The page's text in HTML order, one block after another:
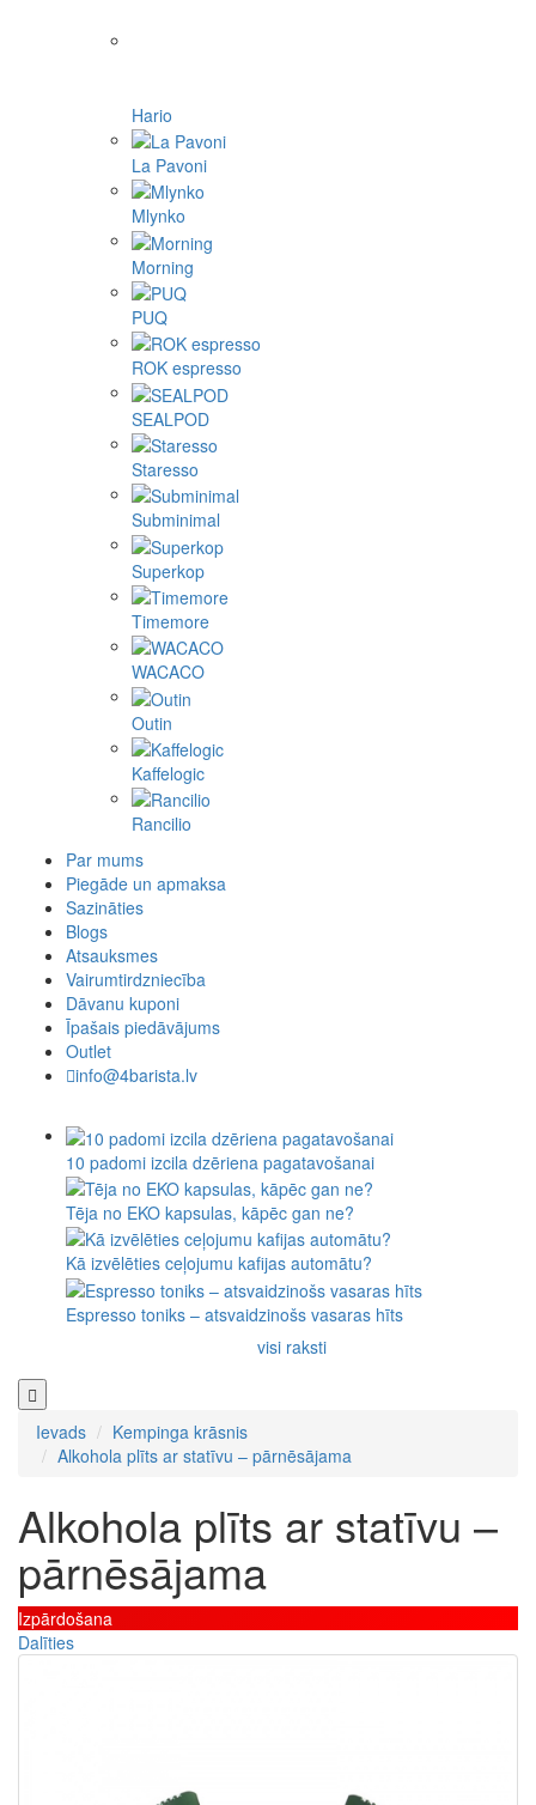
Hario
La Pavoni
Mlynko
Morning
PUQ
ROK espresso
SEALPOD
Staresso
Subminimal
Superkop
Timemore
WACACO
Outin
Kaffelogic
Rancilio
Par mums
Piegāde un apmaksa
Sazināties
Blogs
Atsauksmes
Vairumtirdzniecība
Dāvanu kuponi
Īpašais piedāvājums
Outlet
info@4barista.lv
10 padomi izcila dzēriena pagatavošanai
Tēja no EKO kapsulas, kāpēc gan ne?
Kā izvēlēties ceļojumu kafijas automātu?
Espresso toniks – atsvaidzinošs vasaras hīts
visi raksti
Ievads
Kempinga krāsnis
Alkohola plīts ar statīvu – pārnēsājama
Alkohola plīts ar statīvu –
pārnēsājama
Izpārdošana
Dalīties